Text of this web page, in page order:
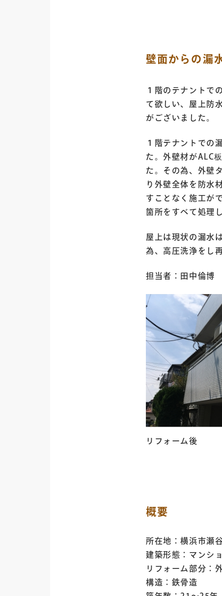
壁面からの漏
１階のテナントで
て欲しい、屋上防
がございました。
１階テナントでの
た。外壁材がALC
た。その為、外壁
り外壁全体を防水
すことなく施工が
箇所をすべて処理
屋上は現状の漏水
為、高圧洗浄をし
担当者：田中倫博
リフォーム後
概要
所在地：横浜市瀬
建築形態：マンシ
リフォーム部分：
構造：鉄骨造